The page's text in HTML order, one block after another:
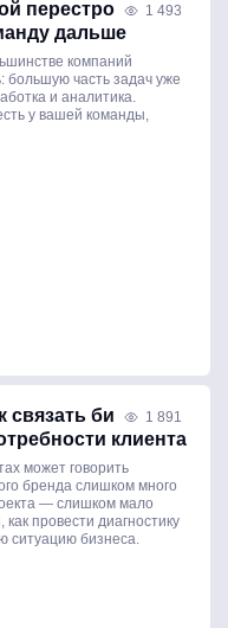
1 493
перестройки
дальше
компаний
большую часть задач уже
и аналитика.
у вашей команды,
1 891
связать бизнес-
клиента
может говорить
бренда слишком много
— слишком мало
провести диагностику
ситуацию бизнеса.